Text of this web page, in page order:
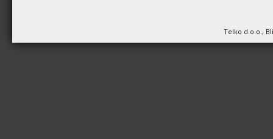
Telko d.o.o.,